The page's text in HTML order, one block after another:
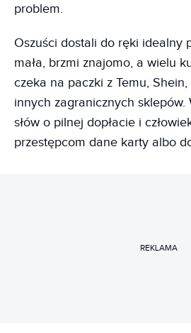
problem.
Oszuści dostali do ręki idealny
mała, brzmi znajomo, a wielu
czeka na paczki z Temu,
innych zagranicznych sklepów.
słów o pilnej dopłacie i
przestępcom dane karty albo
REKLAMA